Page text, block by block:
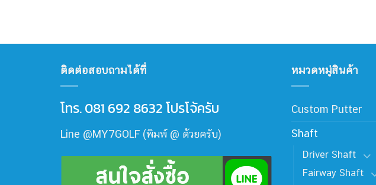
ติดต่อสอบถามได้ที่
โทร. 081 692 8632 โปรโจ้ครับ
Line @MY7GOLF (พิมพ์ @ ด้วยครับ)
หมวดหมู่สินค้า
Custom Putter
Shaft
Driver Shaft
Fairway Shaft